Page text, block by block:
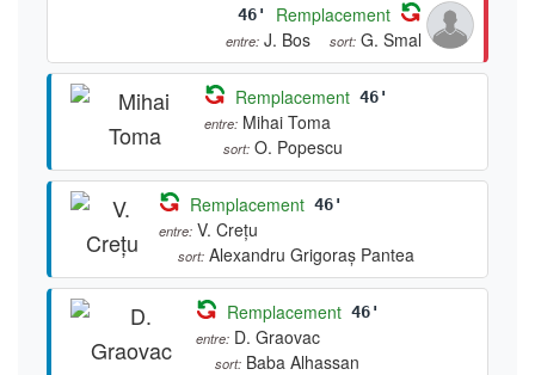
46' Remplacement
entre: J. Bos sort: G. Smal
Remplacement 46'
entre: Mihai Toma
sort: O. Popescu
Remplacement 46'
entre: V. Crețu
sort: Alexandru Grigoraș Pantea
Remplacement 46'
entre: D. Graovac
sort: Baba Alhassan